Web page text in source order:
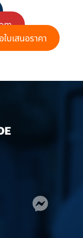
ใบเสนอราคา